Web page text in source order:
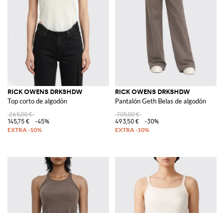
RICK OWENS DRKSHDW
Top corto de algodón
265,00 €
145,75 €
-45%
RICK OWENS DRKSHDW
Pantalón Geth Belas de algodón
705,00 €
493,50 €
-30%